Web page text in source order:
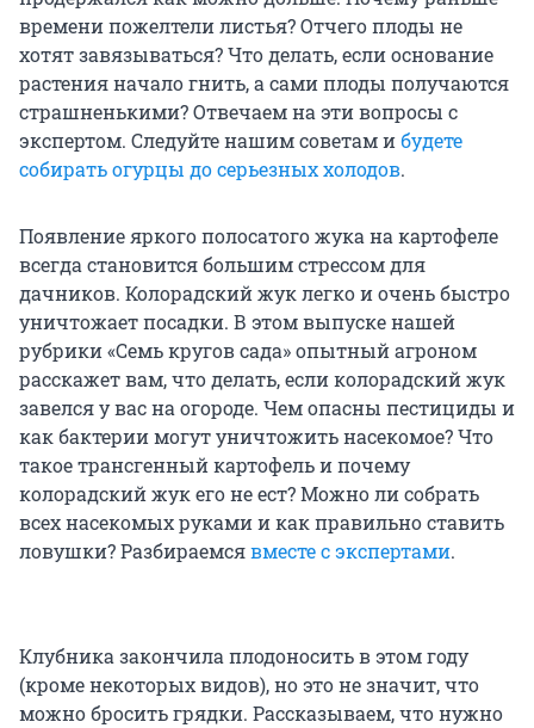
времени пожелтели листья? Отчего плоды не
хотят завязываться? Что делать, если основание
растения начало гнить, а сами плоды получаются
страшненькими? Отвечаем на эти вопросы с
экспертом. Следуйте нашим советам ибудете
собирать огурцы до серьезных холодов.
Появление яркого полосатого жука на картофеле
всегда становится большим стрессом для
дачников. Колорадский жук легко и очень быстро
уничтожает посадки. В этом выпуске нашей
рубрики «Семь кругов сада» опытный агроном
расскажет вам, что делать, если колорадский жук
завелся у вас на огороде. Чем опасны пестициды и
как бактерии могут уничтожить насекомое? Что
такое трансгенный картофель и почему
колорадский жук его не ест? Можно ли собрать
всех насекомых руками и как правильно ставить
ловушки? Разбираемсявместе с экспертами.
Клубника закончила плодоносить в этом году
(кроме некоторых видов), но это не значит, что
можно бросить грядки. Рассказываем, что нужно